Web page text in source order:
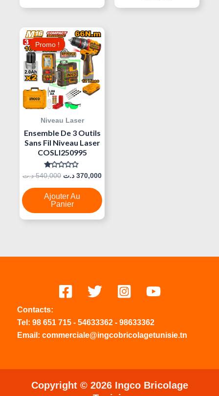
Promo !
Promo !
Niveau Laser
Ensemble De 3 Outils
Sans Fil Niveau Laser
COSLI250995
Note
Sur
5
540,000 د.ت
Le
Prix
Initial
Était :
370,000 د.ت
Le
Ajouter Au
Panier
Contacts:
Tel: 98 651 715 - 54633362 - 98633362
Email: commerciale@ingcobricolagetunisie.tn
Copyright © 2026 Ingco Bricolage